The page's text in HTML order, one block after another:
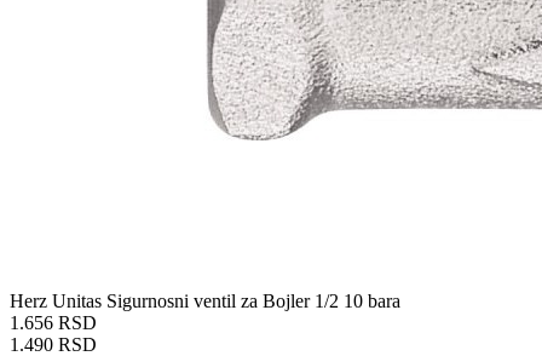
Herz Unitas Sigurnosni ventil za Bojler 1/2 10 bara
1.656 RSD
1.490 RSD